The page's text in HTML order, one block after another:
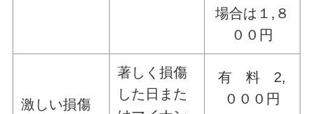
場合は１,８
００円
激しい損傷
著しく損傷
した日また
有 料 2,
０００円